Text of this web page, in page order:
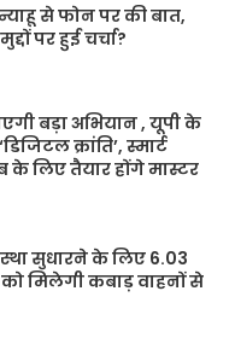
से फोन पर की बात,
पर हुई चर्चा?
बड़ा अभियान , यूपी के
क्रांति’, स्मार्ट
लिए तैयार होंगे मास्टर
सुधारने के लिए 6.03
मिलेगी कबाड़ वाहनों से